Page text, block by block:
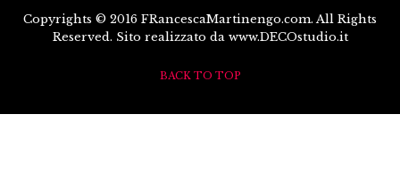
Copyrights © 2016 FRancescaMartinengo.com. All Rights
Reserved. Sito realizzato da www.DECOstudio.it
BACK TO TOP